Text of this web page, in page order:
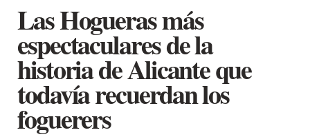
Las Hogueras más
espectaculares de la
historia de Alicante que
todavía recuerdan los
foguerers